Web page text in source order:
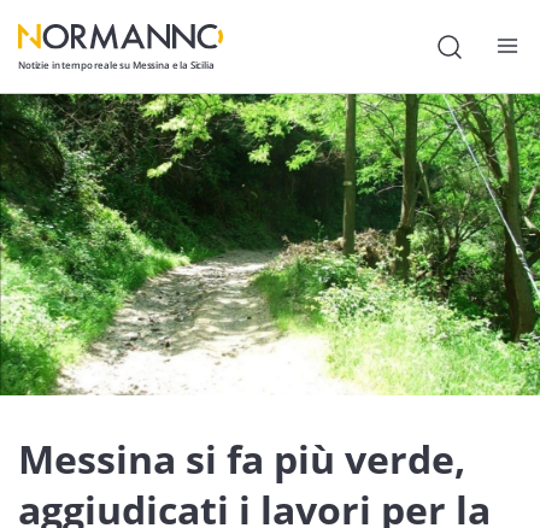
Notizie in tempo reale su Messina e la Sicilia
Attualità
Cronaca
Politica
Cultura
Lavoro
Società
Economia
Sport
Messina si fa più verde,
aggiudicati i lavori per la